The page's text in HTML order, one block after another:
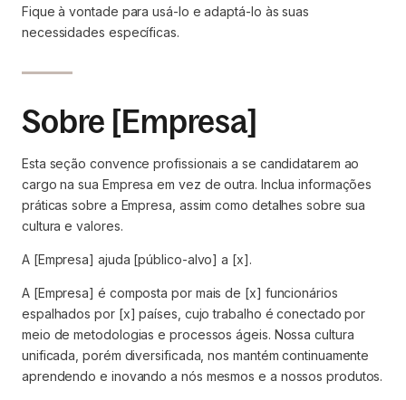
Fique à vontade para usá-lo e adaptá-lo às suas
necessidades específicas.
Sobre [Empresa]
Esta seção convence profissionais a se candidatarem ao
cargo na sua Empresa em vez de outra. Inclua informações
práticas sobre a Empresa, assim como detalhes sobre sua
cultura e valores.
A [Empresa] ajuda [público-alvo] a [x].
A [Empresa] é composta por mais de [x] funcionários
espalhados por [x] países, cujo trabalho é conectado por
meio de metodologias e processos ágeis. Nossa cultura
unificada, porém diversificada, nos mantém continuamente
aprendendo e inovando a nós mesmos e a nossos produtos.